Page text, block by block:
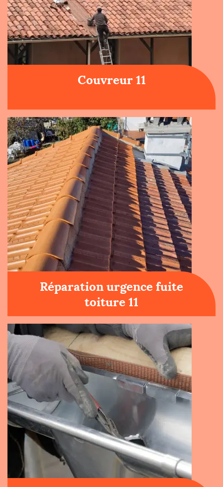
Couvreur 11
Réparation urgence fuite
toiture 11